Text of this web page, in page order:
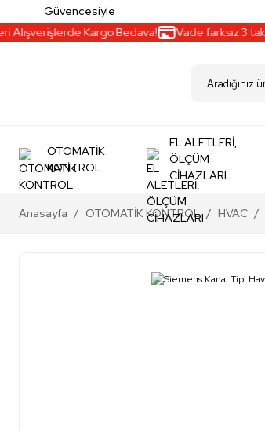
Güvencesiyle
Kargo Bedava! Vade farksız 3 taksit
OTOMATİK
KONTROL
EL ALETLERİ,
ÖLÇÜM
CİHAZLARI
Anasayfa OTOMATİK KONTROL HVAC